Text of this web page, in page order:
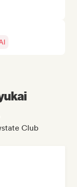
Club